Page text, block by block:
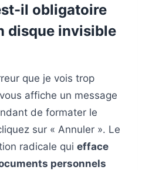
il obligatoire
disque invisible
que je vois trop
affiche un message
de formater le
sur « Annuler ». Le
radicale qui efface
personnels